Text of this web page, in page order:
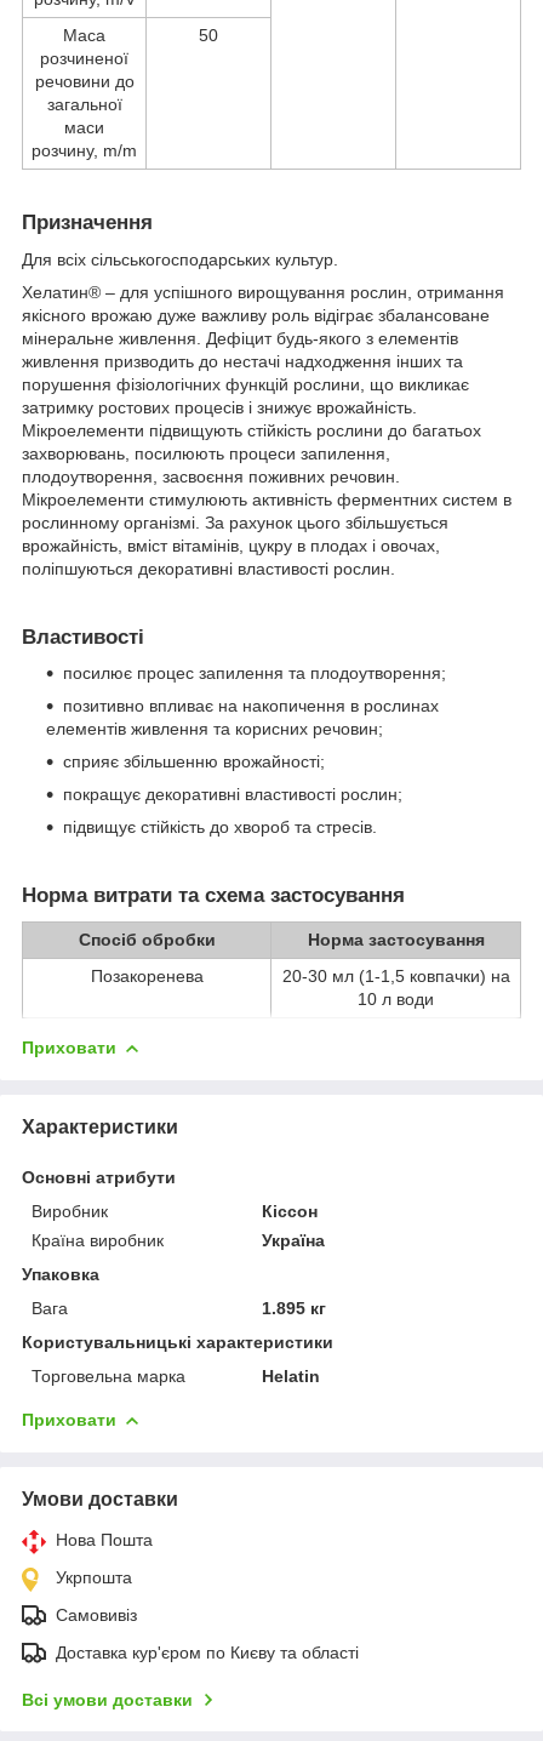
Маса
розчиненої
речовини до
загальної
маси
розчину, m/m
50
Призначення
Для всіх сільськогосподарських культур.
Хелатин® – для успішного вирощування рослин, отримання
якісного врожаю дуже важливу роль відіграє збалансоване
мінеральне живлення. Дефіцит будь-якого з елементів
живлення призводить до нестачі надходження інших та
порушення фізіологічних функцій рослини, що викликає
затримку ростових процесів і знижує врожайність.
Мікроелементи підвищують стійкість рослини до багатьох
захворювань, посилюють процеси запилення,
плодоутворення, засвоєння поживних речовин.
Мікроелементи стимулюють активність ферментних систем в
рослинному організмі. За рахунок цього збільшується
врожайність, вміст вітамінів, цукру в плодах і овочах,
поліпшуються декоративні властивості рослин.
Властивості
посилює процес запилення та плодоутворення;
позитивно впливає на накопичення в рослинах
елементів живлення та корисних речовин;
сприяє збільшенню врожайності;
покращує декоративні властивості рослин;
підвищує стійкість до хвороб та стресів.
Норма витрати та схема застосування
Спосіб обробки
Норма застосування
Позакоренева
20-30 мл (1-1,5 ковпачки) на
10 л води
Приховати
Характеристики
Основні атрибути
Виробник
Кіссон
Країна виробник
Україна
Упаковка
Вага
1.895 кг
Користувальницькі характеристики
Торговельна марка
Helatin
Приховати
Умови доставки
Нова Пошта
Укрпошта
Самовивіз
Доставка кур'єром по Києву та області
Всі умови доставки